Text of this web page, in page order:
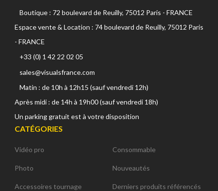
Boutique : 72 boulevard de Reuilly, 75012 Paris - FRANCE
Espace vente & Location : 74 boulevard de Reuilly, 75012 Paris
- FRANCE
+33 (0) 1 42 22 02 05
sales@visualsfrance.com
Matin : de 10h à 12h15 (sauf vendredi 12h)
Après midi : de 14h à 19h00 (sauf vendredi 18h)
Un parking gratuit est à votre disposition
CATÉGORIES
Vidéo pro
Photo
Accessoires tournage
Consommable
Nouveautés
Derniers produits référencés